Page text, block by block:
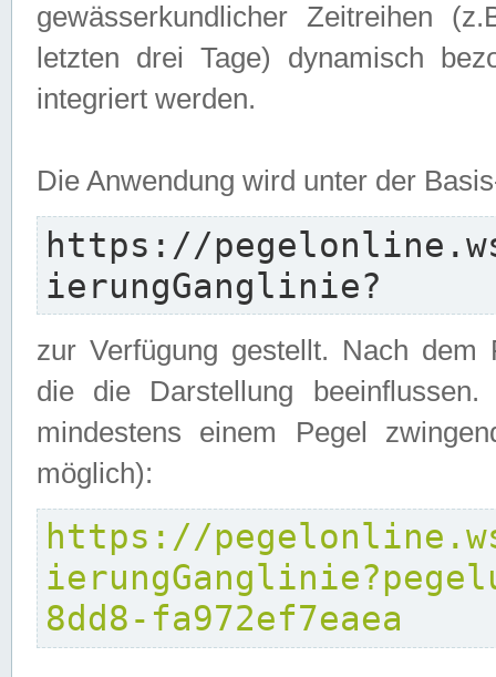
gewässerkundlicher Zeitreihen
letzten drei Tage) dynamisch
integriert werden.
Die Anwendung wird unter der
https://
ierungGanglinie?
zur Verfügung gestellt. Nach dem
die die Darstellung
mindestens einem Pegel
möglich):
https://
8dd8-fa972ef7eaea